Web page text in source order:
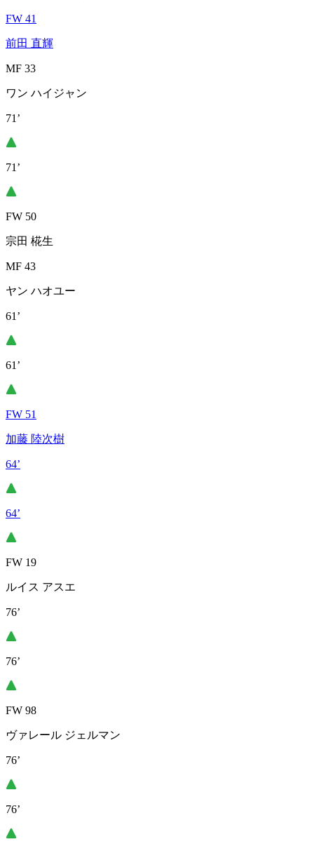
FW 41
前田 直輝
MF 33
ワン ハイジャン
71’
71’
FW 50
宗田 椛生
MF 43
ヤン ハオユー
61’
61’
FW 51
加藤 陸次樹
64’
64’
FW 19
ルイス アスエ
76’
76’
FW 98
ヴァレール ジェルマン
76’
76’